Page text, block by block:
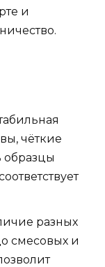
и
чёткие
образцы
разных
смесовых и